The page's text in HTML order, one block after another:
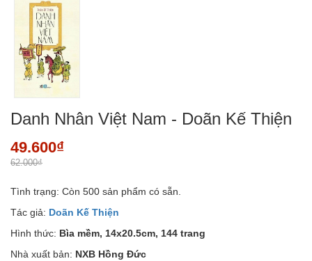
Danh Nhân Việt Nam - Doãn Kế Thiện
49.600₫
62.000₫
Tình trạng: Còn 500 sản phẩm có sẵn.
Tác giả: Doãn Kế Thiện
Hình thức: Bìa mềm, 14x20.5cm, 144 trang
Nhà xuất bản: NXB Hồng Đức